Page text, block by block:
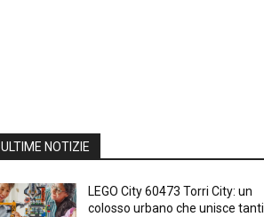
ULTIME NOTIZIE
LEGO City 60473 Torri City: un
colosso urbano che unisce tanti